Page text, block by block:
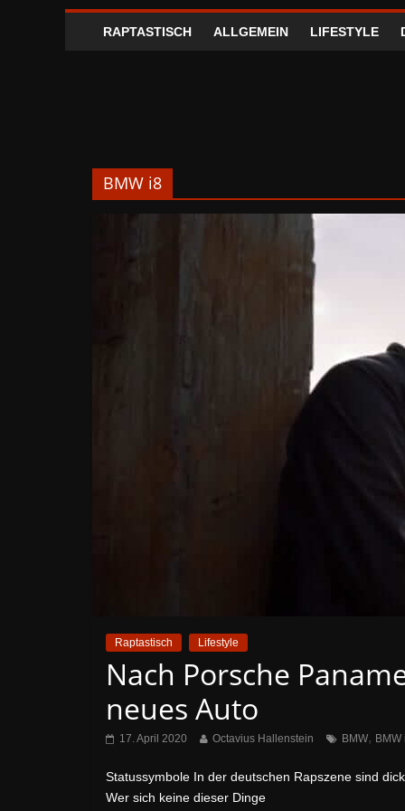
RAPTASTISCH ALLGEMEIN LIFESTYLE
BMW i8
Raptastisch Lifestyle
Nach Porsche
neues Auto
17. April 2020 Octavius Hallenstein BMW, BMW
Statussymbole In der deutschen Rapszene sind
Wer sich keine dieser Dinge